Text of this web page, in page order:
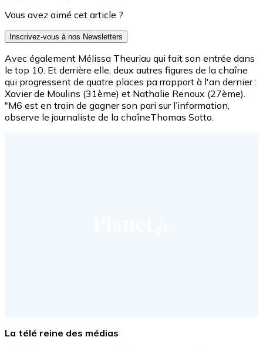
Vous avez aimé cet article ?
Inscrivez-vous à nos Newsletters
Avec également Mélissa Theuriau qui fait son entrée dans
le top 10. Et derrière elle, deux autres figures de la chaîne
qui progressent de quatre places pa rrapport à l'an dernier :
Xavier de Moulins (31ème) et Nathalie Renoux (27ème).
"M6 est en train de gagner son pari sur l’information,
observe le journaliste de la chaîneThomas Sotto.
La télé reine des médias